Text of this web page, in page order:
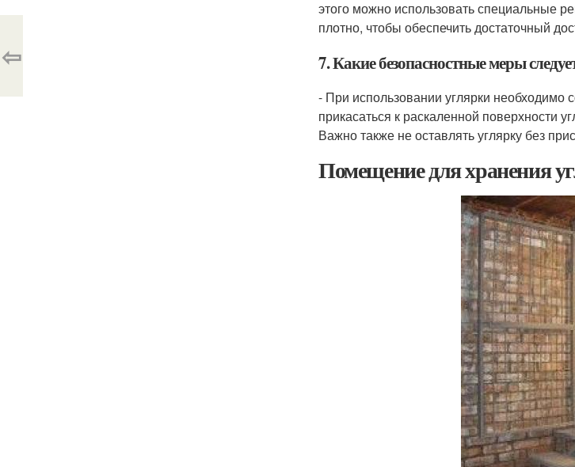
этого можно использовать специальные
плотно, чтобы обеспечить достаточный
7. Какие безопасностные меры
- При использовании углярки необходимо
прикасаться к раскаленной поверхности
Важно также не оставлять углярку без
Помещение для хранения
⇦